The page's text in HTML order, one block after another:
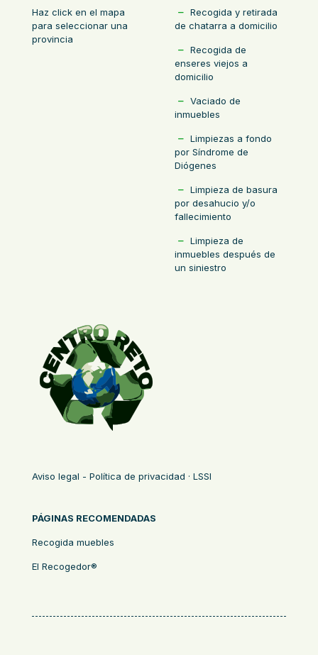
Haz click en el mapa
para seleccionar una
provincia
Recogida y retirada
de chatarra a domicilio
Recogida de
enseres viejos a
domicilio
Vaciado de
inmuebles
Limpiezas a fondo
por Síndrome de
Diógenes
Limpieza de basura
por desahucio y/o
fallecimiento
Limpieza de
inmuebles después de
un siniestro
Aviso legal - Política de privacidad · LSSI
PÁGINAS RECOMENDADAS
Recogida muebles
El Recogedor®